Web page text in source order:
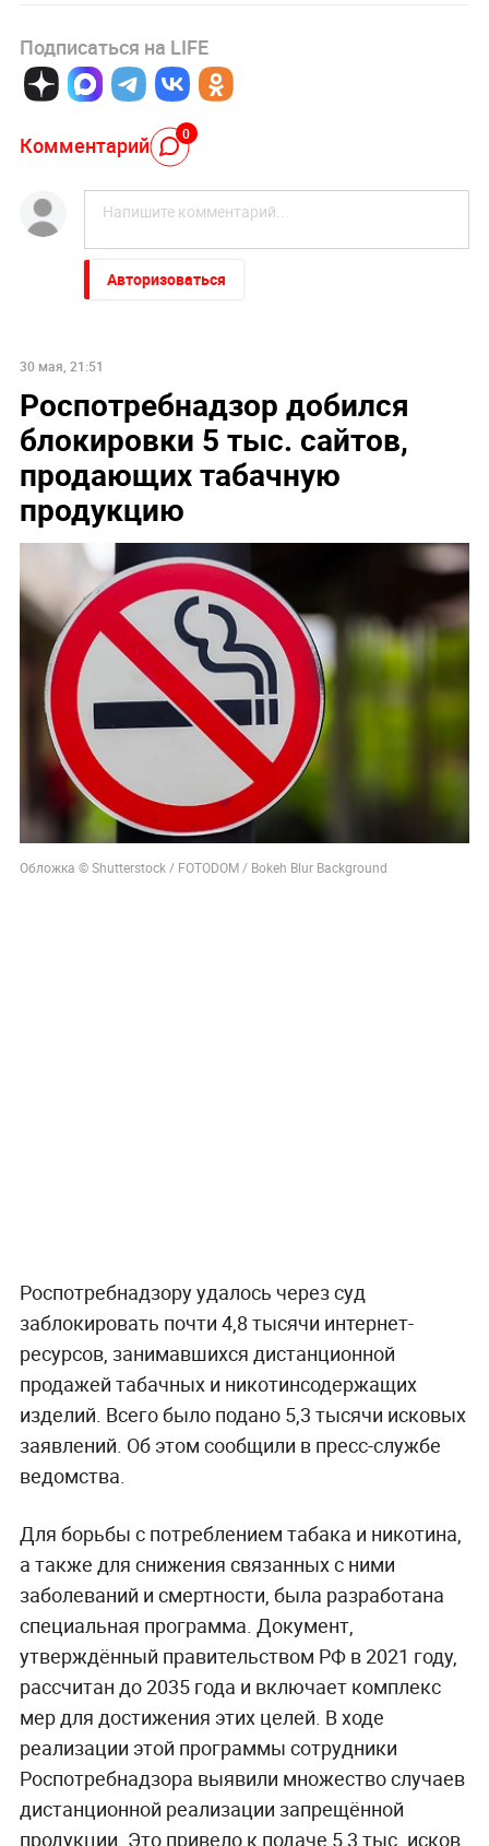
Подписаться на LIFE
Комментарий 0
Авторизоваться
30 мая, 21:51
Роспотребнадзор добился
блокировки 5 тыс. сайтов,
продающих табачную
продукцию
Обложка © Shutterstock / FOTODOM / Bokeh Blur Background
Роспотребнадзору удалось через суд
заблокировать почти 4,8 тысячи интернет-
ресурсов, занимавшихся дистанционной
продажей табачных и никотинсодержащих
изделий. Всего было подано 5,3 тысячи исковых
заявлений. Об этом сообщили в пресс-службе
ведомства.
Для борьбы с потреблением табака и никотина,
а также для снижения связанных с ними
заболеваний и смертности, была разработана
специальная программа. Документ,
утверждённый правительством РФ в 2021 году,
рассчитан до 2035 года и включает комплекс
мер для достижения этих целей. В ходе
реализации этой программы сотрудники
Роспотребнадзора выявили множество случаев
дистанционной реализации запрещённой
продукции. Это привело к подаче 5,3 тыс. исков